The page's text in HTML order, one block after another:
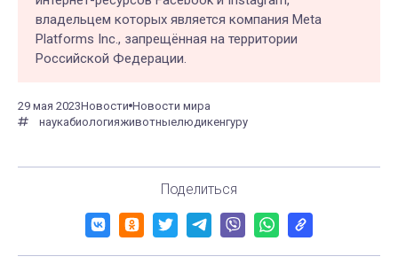
владельцем которых является компания Meta
Platforms Inc., запрещённая на территории
Российской Федерации.
29 мая 2023Новости Новости мира
наукабиологияживотныелюдикенгуру
Поделиться